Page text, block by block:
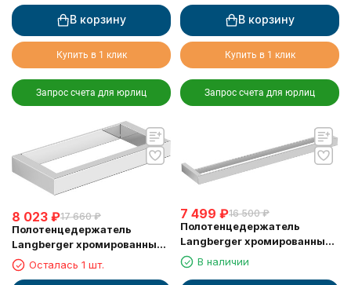
В корзину
Купить в 1 клик
Запрос счета для юрлиц
В корзину
Купить в 1 клик
Запрос счета для юрлиц
8 023 ₽17 660 ₽
Полотенцедержатель
Langberger хромированный
к стене одинарный 22 см
30038A
Осталась 1 шт.
7 499 ₽16 500 ₽
Полотенцедержатель
Langberger хромированный
к стене двойной 60 см
36002A
В наличии